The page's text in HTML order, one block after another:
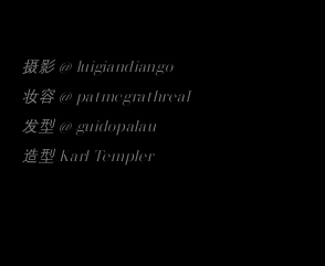
摄影 @ luigiandiango
妆容 @ patmcgrathreal
发型 @ guidopalau
造型 Karl Templer